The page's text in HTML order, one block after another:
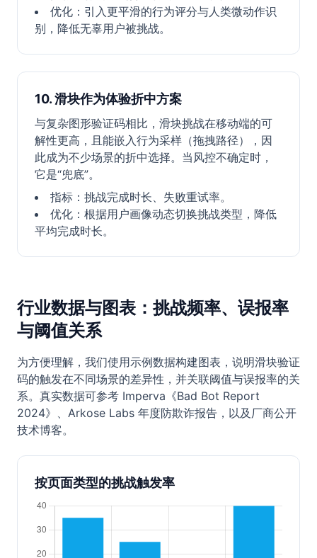
优化：引入更平滑的行为评分与人类微动作识
别，降低无辜用户被挑战。
10. 滑块作为体验折中方案
与复杂图形验证码相比，滑块挑战在移动端的可
解性更高，且能嵌入行为采样（拖拽路径），因
此成为不少场景的折中选择。当风控不确定时，
它是“兜底”。
指标：挑战完成时长、失败重试率。
优化：根据用户画像动态切换挑战类型，降低
平均完成时长。
行业数据与图表：挑战频率、误报率
与阈值关系
为方便理解，我们使用示例数据构建图表，说明滑块验证
码的触发在不同场景的差异性，并关联阈值与误报率的关
系。真实数据可参考 Imperva《Bad Bot Report
2024》、Arkose Labs 年度防欺诈报告，以及厂商公开
技术博客。
按页面类型的挑战触发率